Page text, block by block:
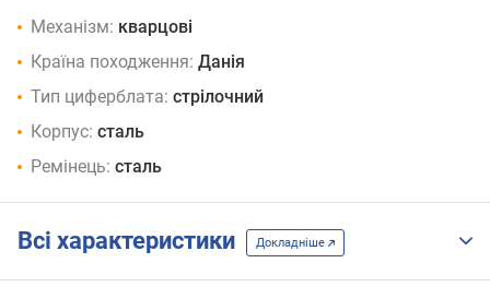
Механізм: кварцові
Країна походження: Данія
Тип циферблата: стрілочний
Корпус: сталь
Ремінець: сталь
Всі характеристики Докладніше